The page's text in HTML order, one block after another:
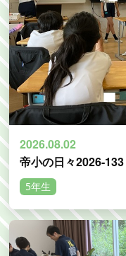
2026.08.02
5年生